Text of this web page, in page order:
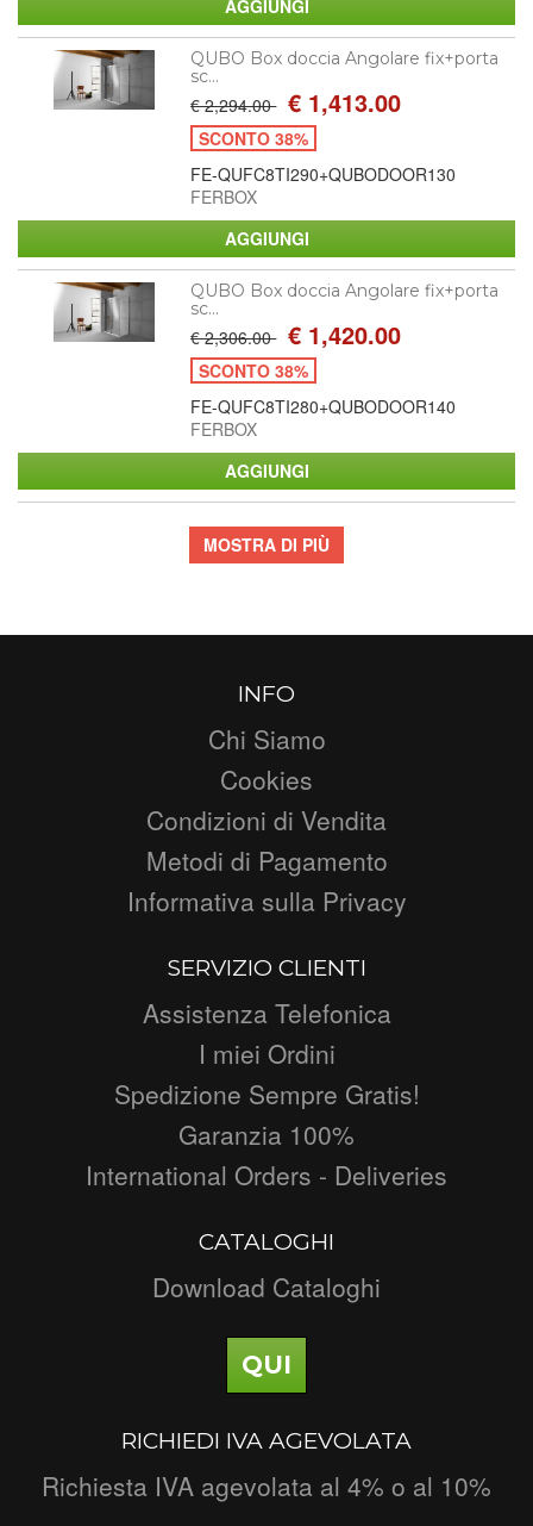
QUBO Box doccia Angolare fix+porta
sc...
€ 2,294.00 € 1,413.00
SCONTO 38%
FE-QUFC8TI290+QUBODOOR130
FERBOX
QUBO Box doccia Angolare fix+porta
sc...
€ 2,306.00 € 1,420.00
SCONTO 38%
FE-QUFC8TI280+QUBODOOR140
FERBOX
MOSTRA DI PIÙ
INFO
Chi Siamo
Cookies
Condizioni di Vendita
Metodi di Pagamento
Informativa sulla Privacy
SERVIZIO CLIENTI
Assistenza Telefonica
I miei Ordini
Spedizione Sempre Gratis!
Garanzia 100%
International Orders - Deliveries
CATALOGHI
Download Cataloghi
QUI
RICHIEDI IVA AGEVOLATA
Richiesta IVA agevolata al 4% o al 10%